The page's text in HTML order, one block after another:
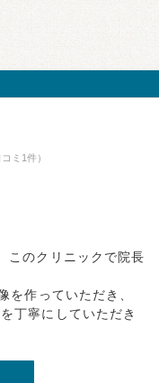
ミ1件）
このクリニックで院長
を作っていただき、
丁寧にしていただき